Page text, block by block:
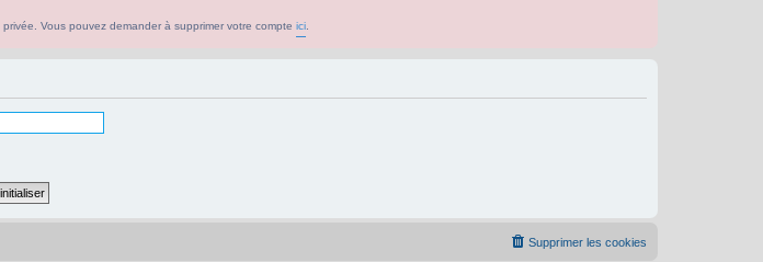
Vous pouvez demander à supprimer votre compte ici
Supprimer les cookies